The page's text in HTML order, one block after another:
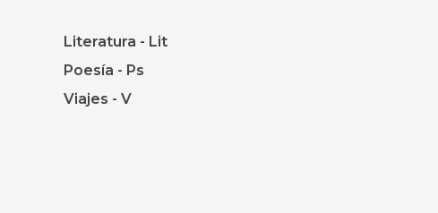
Literatura - Lit
Poesía - Ps
Viajes - V